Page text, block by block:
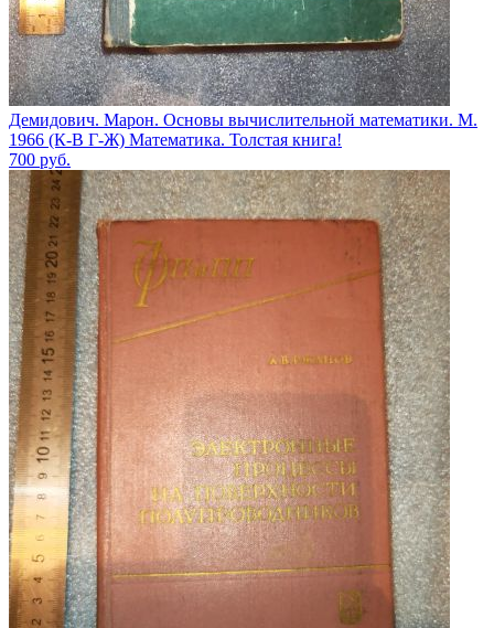
Демидович. Марон. Основы вычислительной математики. М.
1966 (К-В Г-Ж) Математика. Толстая книга!
700 руб.